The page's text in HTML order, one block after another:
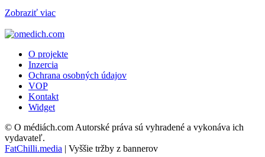
Zobraziť viac
O projekte
Inzercia
Ochrana osobných údajov
VOP
Kontakt
Widget
© O médiách.com Autorské práva sú vyhradené a vykonáva ich
vydavateľ.
FatChilli.media | Vyššie tržby z bannerov